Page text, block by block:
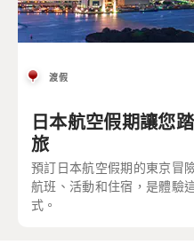
渡假
日本航空假期讓您
旅
預訂日本航空假期的東京冒
航班、活動和住宿，是體驗
式。